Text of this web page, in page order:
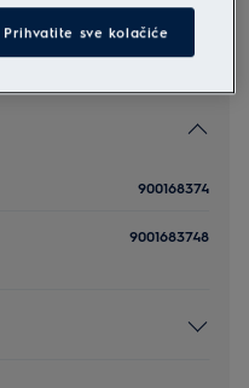
900168374
9001683748
Prihvatite sve kolačiće